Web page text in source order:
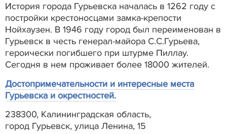
История города Гурьевска началась в 1262 году с
постройки крестоносцами замка-крепости
Нойхаузен. В 1946 году город был переименован в
Гурьевск в честь генерал-майора С.С.Гурьева,
героически погибшего при штурме Пиллау.
Сегодня в нем проживает более 18000 жителей.
Достопримечательности и интересные места
Гурьевска и окрестностей.
238300, Калининградская область,
город Гурьевск, улица Ленина, 15